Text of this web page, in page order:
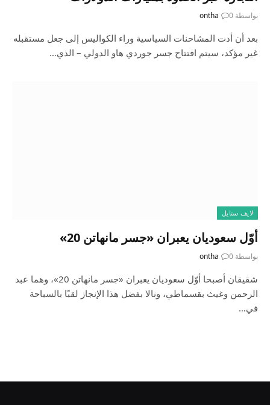
بواسطة ontha 0
بعد أن أدت المشاحنات السياسية وراء الكواليس إلى جعل مستقبله
غير مؤكد، سيتم افتتاح جسر جوردي هاو الدولي – الذي…
لايف ستايل
أوّل سعوديان يعبران «جسر مانهاتن 20»
بواسطة ontha 0
شقيقان أصبحا أوّل سعوديان يعبران «جسر مانهاتن 20»، وهما عبد
الرحمن وغيث بقسماطي، ونالا بفضل هذا الإنجاز لقبًا بالسباحة
في…